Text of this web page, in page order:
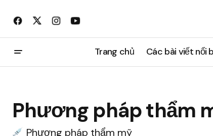
Trang chủ Các bài viết nổi
Phương pháp thẩm
Phương pháp thẩm mỹ